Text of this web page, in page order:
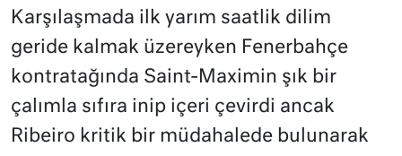
Karşılaşmada ilk yarım saatlik dilim
geride kalmak üzereyken Fenerbahçe
kontratağında Saint-Maximin şık bir
çalımla sıfıra inip içeri çevirdi ancak
Ribeiro kritik bir müdahalede bulunarak